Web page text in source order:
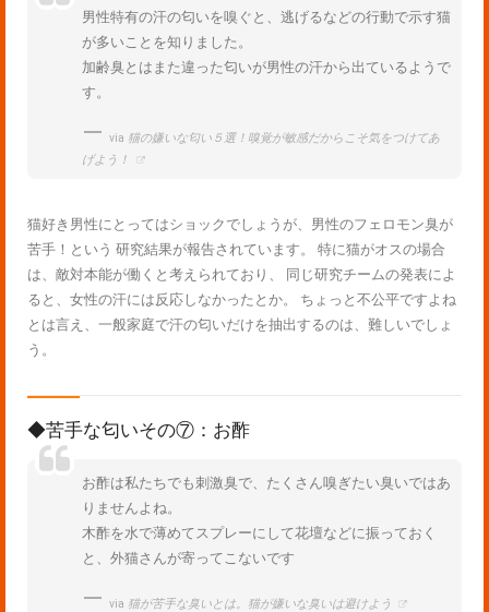
男性特有の汗の匂いを嗅ぐと、逃げるなどの行動で示す猫
が多いことを知りました。
加齢臭とはまた違った匂いが男性の汗から出ているようで
す。
via 猫の嫌いな匂い５選！嗅覚が敏感だからこそ気をつけてあ
げよう！
猫好き男性にとってはショックでしょうが、男性のフェロモン臭が
苦手！という 研究結果が報告されています。 特に猫がオスの場合
は、敵対本能が働くと考えられており、 同じ研究チームの発表によ
ると、女性の汗には反応しなかったとか。 ちょっと不公平ですよね
とは言え、一般家庭で汗の匂いだけを抽出するのは、難しいでしょ
う。
◆苦手な匂いその⑦：お酢
お酢は私たちでも刺激臭で、たくさん嗅ぎたい臭いではあ
りませんよね。
木酢を水で薄めてスプレーにして花壇などに振っておく
と、外猫さんが寄ってこないです
via 猫が苦手な臭いとは。猫が嫌いな臭いは避けよう